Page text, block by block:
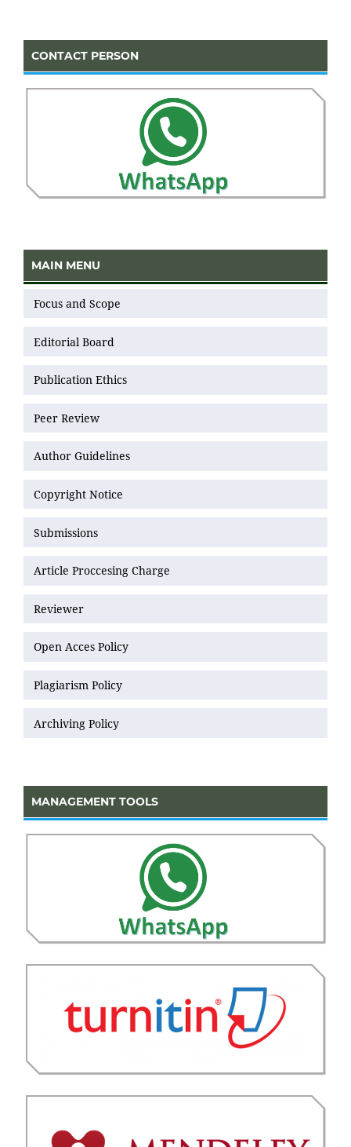
CONTACT PERSON
MAIN MENU
Focus and Scope
Editorial Board
Publication Ethics
Peer Review
Author Guidelines
Copyright Notice
Submissions
Article Proccesing Charge
Reviewer
Open Acces Policy
Plagiarism Policy
Archiving Policy
MANAGEMENT TOOLS